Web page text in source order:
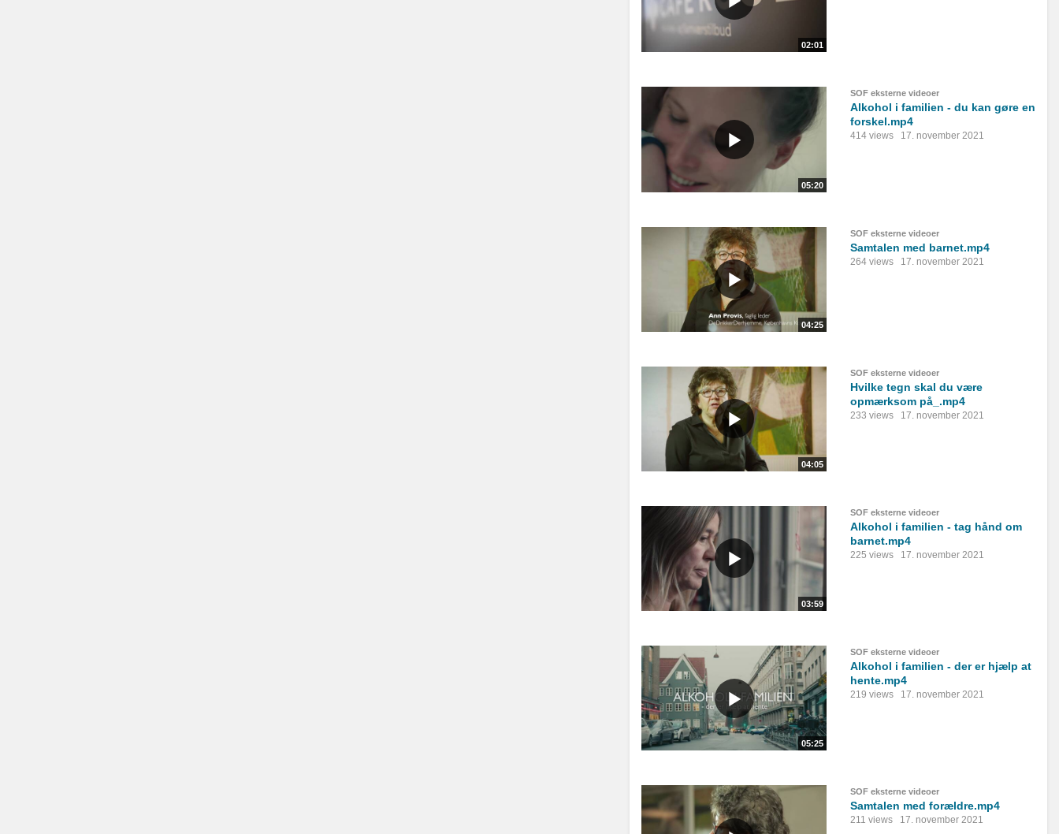
02:01
05:20
SOF eksterne videoer
Alkohol i familien - du kan gøre en
forskel.mp4
414 views 17. november 2021
04:25
SOF eksterne videoer
Samtalen med barnet.mp4
264 views 17. november 2021
04:05
SOF eksterne videoer
Hvilke tegn skal du være
opmærksom på_.mp4
233 views 17. november 2021
03:59
SOF eksterne videoer
Alkohol i familien - tag hånd om
barnet.mp4
225 views 17. november 2021
05:25
SOF eksterne videoer
Alkohol i familien - der er hjælp at
hente.mp4
219 views 17. november 2021
SOF eksterne videoer
Samtalen med forældre.mp4
211 views 17. november 2021